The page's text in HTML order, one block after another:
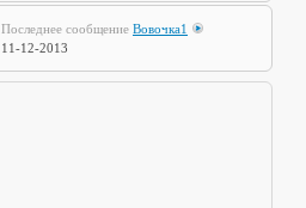
Последнее сообщение Вовочка1
11-12-2013